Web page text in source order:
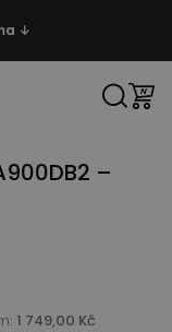
↓
–
1 749,00 Kč